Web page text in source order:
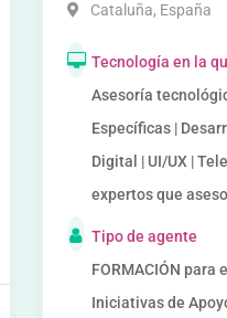
Cataluña, España
Tecnología en la
Asesoría
Específicas |
Digital | UI/UX |
expertos que
Tipo de agente
FORMACIÓN para
Iniciativas de